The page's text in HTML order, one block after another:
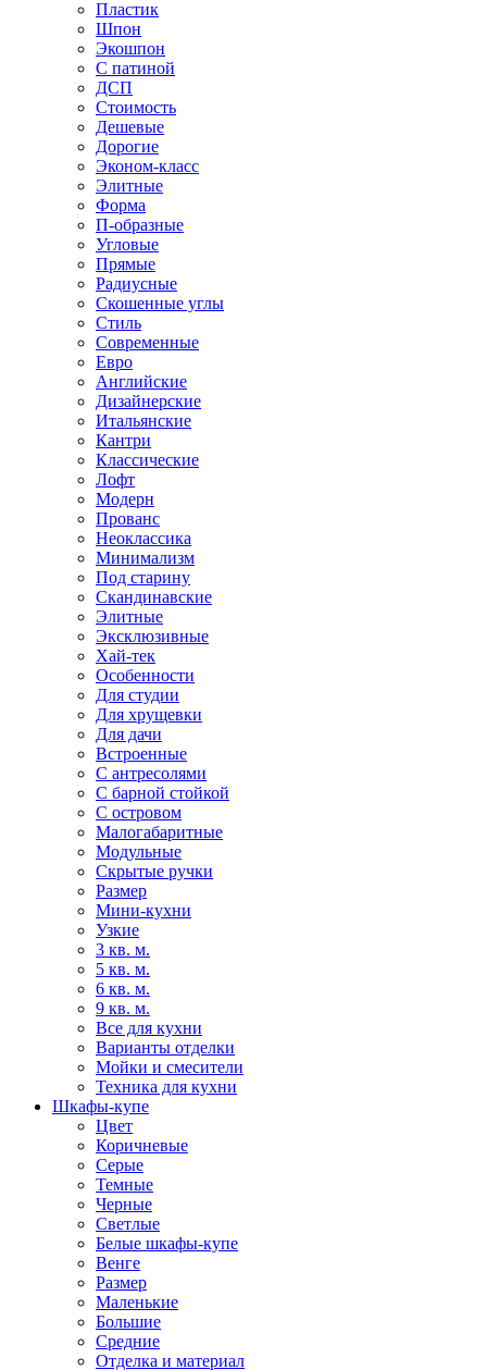
Пластик
Шпон
Экошпон
С патиной
ДСП
Стоимость
Дешевые
Дорогие
Эконом-класс
Элитные
Форма
П-образные
Угловые
Прямые
Радиусные
Скошенные углы
Стиль
Современные
Евро
Английские
Дизайнерские
Итальянские
Кантри
Классические
Лофт
Модерн
Прованс
Неоклассика
Минимализм
Под старину
Скандинавские
Элитные
Эксклюзивные
Хай-тек
Особенности
Для студии
Для хрущевки
Для дачи
Встроенные
С антресолями
С барной стойкой
С островом
Малогабаритные
Модульные
Скрытые ручки
Размер
Мини-кухни
Узкие
3 кв. м.
5 кв. м.
6 кв. м.
9 кв. м.
Все для кухни
Варианты отделки
Мойки и смесители
Техника для кухни
Шкафы-купе
Цвет
Коричневые
Серые
Темные
Черные
Светлые
Белые шкафы-купе
Венге
Размер
Маленькие
Большие
Средние
Отделка и материал